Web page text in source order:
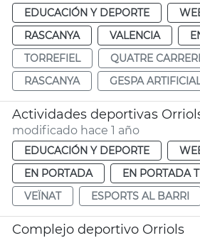
EDUCACIÓN Y DEPORTE
RASCANYA
VALENCIA
TORREFIEL
QUATRE
RASCANYA
GESPA
Actividades deportivas
modificado hace 1 año
EDUCACIÓN Y DEPORTE
EN PORTADA
EN PORTADA
VEÏNAT
ESPORTS AL BARRI
Complejo deportivo Orriols